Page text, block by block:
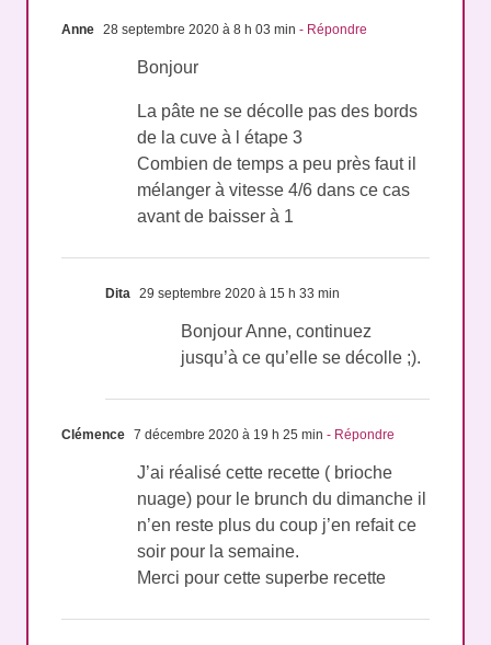
Anne 28 septembre 2020 à 8 h 03 min - Répondre
Bonjour
La pâte ne se décolle pas des bords
de la cuve à l étape 3
Combien de temps a peu près faut il
mélanger à vitesse 4/6 dans ce cas
avant de baisser à 1
Dita 29 septembre 2020 à 15 h 33 min
Bonjour Anne, continuez
jusqu’à ce qu’elle se décolle ;).
Clémence 7 décembre 2020 à 19 h 25 min - Répondre
J’ai réalisé cette recette ( brioche
nuage) pour le brunch du dimanche il
n’en reste plus du coup j’en refait ce
soir pour la semaine.
Merci pour cette superbe recette